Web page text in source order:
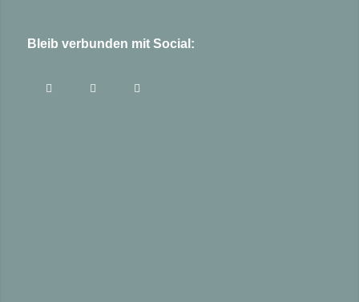
Bleib verbunden mit Social: